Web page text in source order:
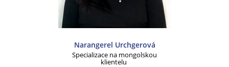
Narangerel Urchgerová
Specializace na mongolskou
klientelu